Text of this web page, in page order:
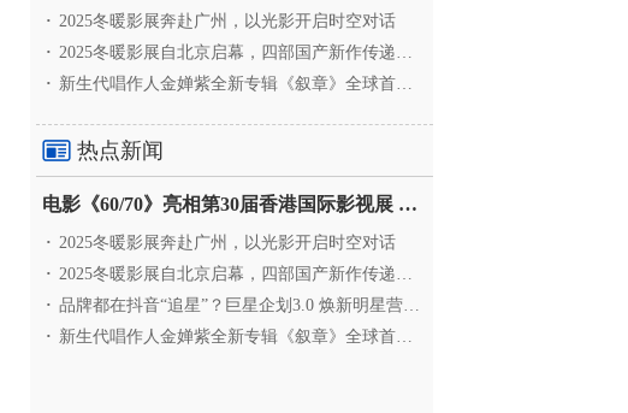
· 2025冬暖影展奔赴广州，以光影开启时空对话
· 2025冬暖影展自北京启幕，四部国产新作传递银幕温情
· 新生代唱作人金婵紫全新专辑《叙章》全球首发，颠覆
热点新闻
电影《60/70》亮相第30届香港国际影视展 冲刺戛纳备
· 2025冬暖影展奔赴广州，以光影开启时空对话
· 2025冬暖影展自北京启幕，四部国产新作传递银幕温情
· 品牌都在抖音“追星”？巨星企划3.0 焕新明星营销，让
· 新生代唱作人金婵紫全新专辑《叙章》全球首发，颠覆